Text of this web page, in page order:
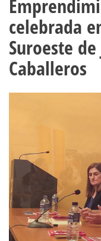
celebrada
Suroeste
Caballeros